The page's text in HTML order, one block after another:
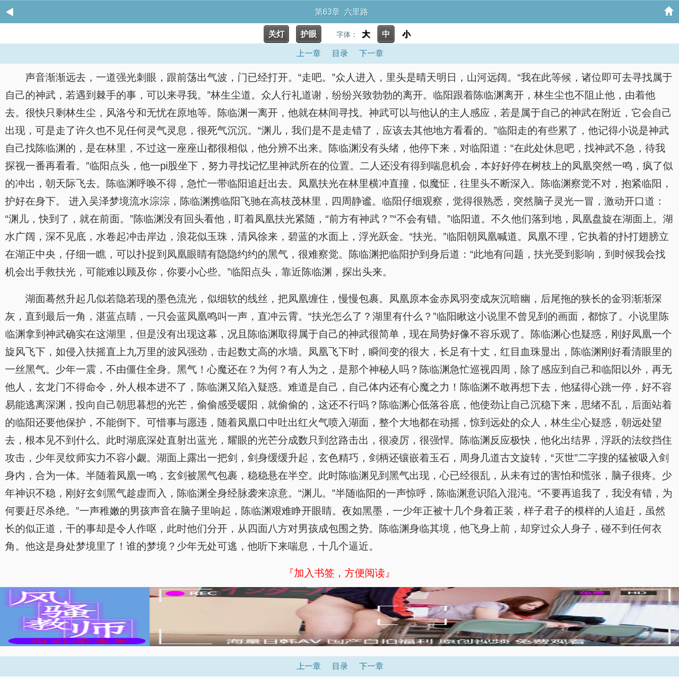
第63章 六里路
关灯 护眼 字体： 大 中 小
上一章 目录 下一章
声音渐渐远去，一道强光刺眼，跟前荡出气波，门已经打开。“走吧。”众人进入，里头是晴天明日，山河远阔。“我在此等候，诸位即可去寻找属于
自己的神武，若遇到棘手的事，可以来寻我。”林生尘道。众人行礼道谢，纷纷兴致勃勃的离开。临阳跟着陈临渊离开，林生尘也不阻止他，由着他
去。很快只剩林生尘，风洛兮和无忧在原地等。陈临渊一离开，他就在林间寻找。神武可以与他认的主人感应，若是属于自己的神武在附近，它会自己
出现，可是走了许久也不见任何灵气灵息，很死气沉沉。“渊儿，我们是不是走错了，应该去其他地方看看的。”临阳走的有些累了，他记得小说是神武
自己找陈临渊的，是在林里，不过这一座座山都很相似，他分辨不出来。陈临渊没有头绪，他停下来，对临阳道：“在此处休息吧，找神武不急，待我
探视一番再看看。”临阳点头，他一pi股坐下，努力寻找记忆里神武所在的位置。二人还没有得到喘息机会，本好好停在树枝上的凤凰突然一鸣，疯了似
的冲出，朝天际飞去。陈临渊呼唤不得，急忙一带临阳追赶出去。凤凰扶光在林里横冲直撞，似魔怔，往里头不断深入。陈临渊察觉不对，抱紧临阳，
护好在身下。 进入吴泽梦境流水淙淙，陈临渊携临阳飞驰在高枝茂林里，四周静谧。临阳仔细观察，觉得很熟悉，突然脑子灵光一冒，激动开口道：
“渊儿，快到了，就在前面。”陈临渊没有回头看他，盯着凤凰扶光紧随，“前方有神武？”“不会有错。”临阳道。不久他们落到地，凤凰盘旋在湖面上。湖
水广阔，深不见底，水卷起冲击岸边，浪花似玉珠，清风徐来，碧蓝的水面上，浮光跃金。“扶光。”临阳朝凤凰喊道。凤凰不理，它执着的扑打翅膀立
在湖正中央，仔细一瞧，可以扑捉到凤凰眼睛有隐隐约约的黑气，很难察觉。陈临渊把临阳护到身后道：“此地有问题，扶光受到影响，到时候我会找
机会出手救扶光，可能难以顾及你，你要小心些。”临阳点头，靠近陈临渊，探出头来。
湖面蓦然升起几似若隐若现的墨色流光，似细软的线丝，把凤凰缠住，慢慢包裹。凤凰原本金赤凤羽变成灰沉暗幽，后尾拖的狭长的金羽渐渐深
灰，直到最后一角，湛蓝点睛，一只会蓝凤凰鸣叫一声，直冲云霄。“扶光怎么了？湖里有什么？”临阳瞅这小说里不曾见到的画面，都惊了。小说里陈
临渊拿到神武确实在这湖里，但是没有出现这幕，况且陈临渊取得属于自己的神武很简单，现在局势好像不容乐观了。陈临渊心也疑惑，刚好凤凰一个
旋风飞下，如侵入扶摇直上九万里的波风强劲，击起数丈高的水墙。凤凰飞下时，瞬间变的很大，长足有十丈，红目血珠显出，陈临渊刚好看清眼里的
一丝黑气。少年一震，不由僵住全身。黑气！心魔还在？为何？有人为之，是那个神秘人吗？陈临渊急忙巡视四周，除了感应到自己和临阳以外，再无
他人，玄龙门不得命令，外人根本进不了，陈临渊又陷入疑惑。难道是自己，自己体内还有心魔之力！陈临渊不敢再想下去，他猛得心跳一停，好不容
易能逃离深渊，投向自己朝思暮想的光芒，偷偷感受暖阳，就偷偷的，这还不行吗？陈临渊心低落谷底，他使劲让自己沉稳下来，思绪不乱，后面站着
的临阳还要他保护，不能倒下。可惜事与愿违，随着凤凰口中吐出红火气喷入湖面，整个大地都在动摇，惊到远处的众人，林生尘心疑惑，朝远处望
去，根本见不到什么。此时湖底深处直射出蓝光，耀眼的光芒分成数只到岔路击出，很凌厉，很强悍。陈临渊反应极快，他化出结界，浮跃的法纹挡住
攻击，少年灵纹师实力不容小觑。湖面上露出一把剑，剑身缓缓升起，玄色精巧，剑柄还镶嵌着玉石，周身几道古文旋转，“灭世”二字搜的猛被吸入剑
身内，合为一体。半随着凤凰一鸣，玄剑被黑气包裹，稳稳悬在半空。此时陈临渊见到黑气出现，心已经很乱，从未有过的害怕和慌张，脑子很疼。少
年神识不稳，刚好玄剑黑气趁虚而入，陈临渊全身经脉袭来凉意。“渊儿。”半随临阳的一声惊呼，陈临渊意识陷入混沌。“不要再追我了，我没有错，为
何要赶尽杀绝。”一声稚嫩的男孩声音在脑子里响起，陈临渊艰难睁开眼睛。夜如黑墨，一少年正被十几个身着正装，样子君子的模样的人追赶，虽然
长的似正道，干的事却是令人作呕，此时他们分开，从四面八方对男孩成包围之势。陈临渊身临其境，他飞身上前，却穿过众人身子，碰不到任何衣
角。他这是身处梦境里了！谁的梦境？少年无处可逃，他听下来喘息，十几个逼近。
『加入书签，方便阅读』
上一章 目录 下一章